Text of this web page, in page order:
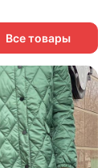
Все товары